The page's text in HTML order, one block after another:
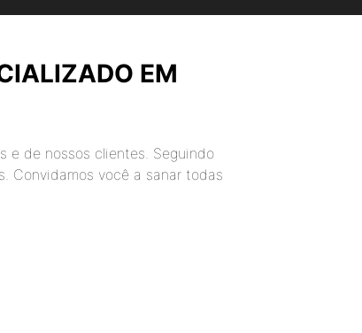
EM
e de nossos clientes. Seguindo
Convidamos você a sanar todas